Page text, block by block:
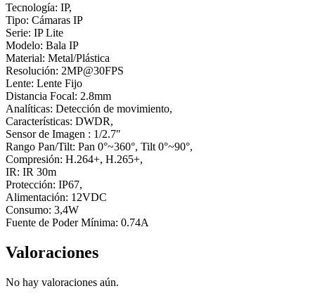
Tecnología: IP,
Tipo: Cámaras IP
Serie: IP Lite
Modelo: Bala IP
Material: Metal/Plástica
Resolución: 2MP@30FPS
Lente: Lente Fijo
Distancia Focal: 2.8mm
Analíticas: Detección de movimiento,
Características: DWDR,
Sensor de Imagen : 1/2.7″
Rango Pan/Tilt: Pan 0°~360°, Tilt 0°~90°,
Compresión: H.264+, H.265+,
IR: IR 30m
Protección: IP67,
Alimentación: 12VDC
Consumo: 3,4W
Fuente de Poder Mínima: 0.74A
Valoraciones
No hay valoraciones aún.